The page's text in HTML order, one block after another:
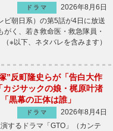
ドラマ
2026年8月6日
朝日系）の第5話が4日に放送
く、若き救命医・救急隊員・
※以下、ネタバレを含みます）
”反町隆史らが「告白大作
カジサックの娘・梶原叶渚
黒幕の正体は誰」
ドラマ
2026年8月4日
するドラマ「GTO」（カンテ